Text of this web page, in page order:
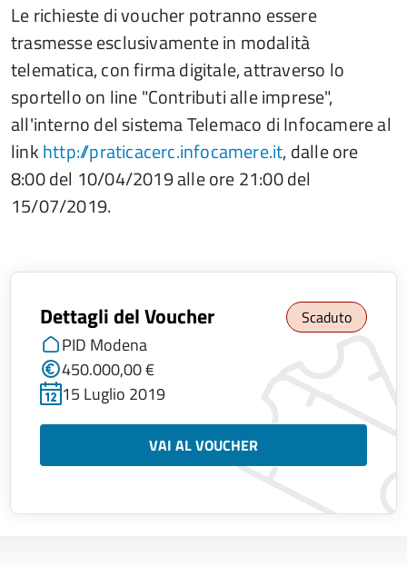
Le richieste di voucher potranno essere
trasmesse esclusivamente in modalità
telematica, con firma digitale, attraverso lo
sportello on line "Contributi alle imprese",
all'interno del sistema Telemaco di Infocamere al
linkhttp://praticacerc.infocamere.it, dalle ore
8:00 del 10/04/2019 alle ore 21:00 del
15/07/2019.
Dettagli del Voucher Scaduto
PID Modena
450.000,00 €
15 Luglio 2019
VAI AL VOUCHER